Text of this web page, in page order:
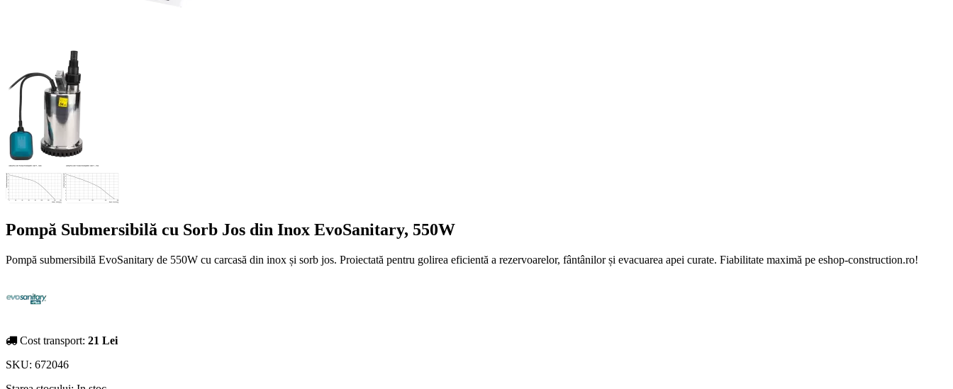
Pompă Submersibilă cu Sorb Jos din Inox EvoSanitary, 550W
Pompă submersibilă EvoSanitary de 550W cu carcasă din inox și sorb jos. Proiectată pentru golirea eficientă a rezervoarelor, fântânilor și evacuarea apei curate. Fiabilitate maximă pe eshop-construction.ro!
Cost transport: 21 Lei
SKU: 672046